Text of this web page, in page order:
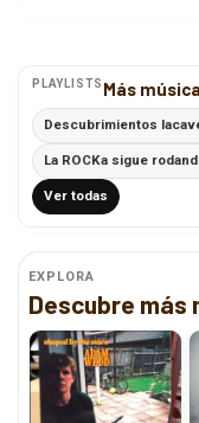
PLAYLISTS Más
Descubrimientos
La ROCKa sigue
Ver todas
EXPLORA
Descubre más